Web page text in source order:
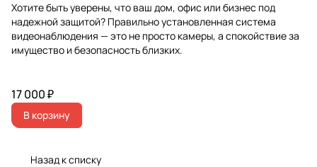
Хотите быть уверены, что ваш дом, офис или бизнес под
надежной защитой? Правильно установленная система
видеонаблюдения — это не просто камеры, а спокойствие за
имущество и безопасность близких.
17 000 ₽
В корзину
Назад к списку